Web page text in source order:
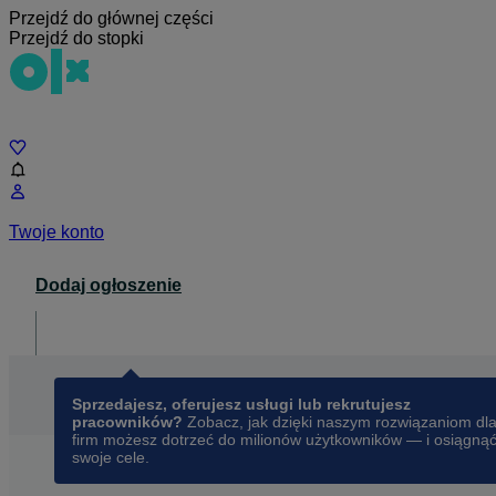
Przejdź do głównej części
Przejdź do stopki
Twoje konto
Dodaj ogłoszenie
Sprzedajesz, oferujesz usługi lub rekrutujesz
pracowników? Zobacz, jak dzięki naszym rozwiązaniom dla
firm możesz dotrzeć do milionów użytkowników — i osiągnąć
swoje cele.